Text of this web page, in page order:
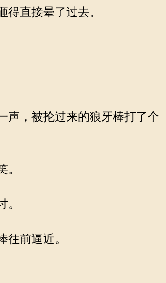
直接晕了过去。
声，被抡过来的狼牙棒打了个
前逼近。